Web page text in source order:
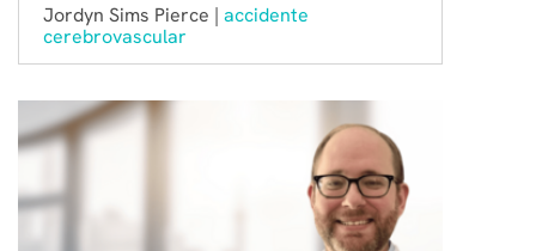
Jordyn Sims Pierce | accidente
cerebrovascular